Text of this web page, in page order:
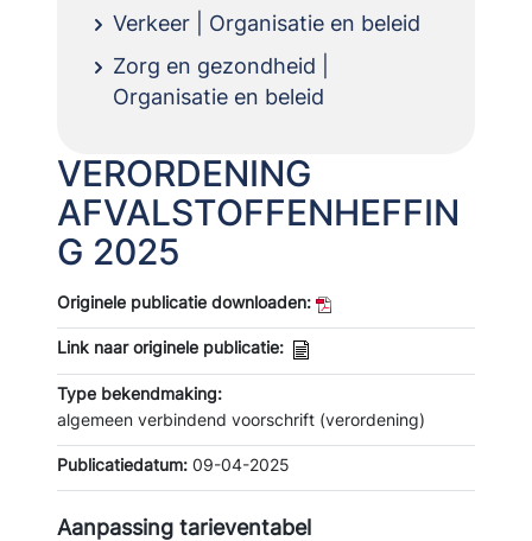
Verkeer | Organisatie en beleid
Zorg en gezondheid |
Organisatie en beleid
VERORDENING
AFVALSTOFFENHEFFIN
G 2025
Originele publicatie downloaden:
Link naar originele publicatie:
Type bekendmaking:
algemeen verbindend voorschrift (verordening)
Publicatiedatum: 09-04-2025
Aanpassing tarieventabel